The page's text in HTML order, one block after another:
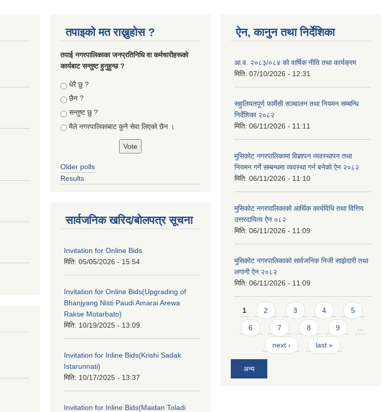
तपाइको मत राख्नुहोस ?
तपा‌ई नगरपालिकाका जनप्रतिनिधि वा कर्मचारीहरूकाे
कार्यबाट सन्तुष्ट हुनुहुन्छ ?
Choices
धेरै छु ?
छैन ?
सन्तुष्ट छु ?
मैले नगरपालिकाबाट कुनै सेवा लिएकाे छैन ।
Older polls
Results
सार्वजनिक खरिद/बोलपत्र सूचना
Invitation for Online Bids
मिति: 05/05/2026 - 15:54
Invitation for Online Bids(Upgrading of
Bhanjyang Nisti Paudi Amarai Arewa
Rakse Motarbato)
मिति: 10/19/2025 - 13:09
Invitation for Inline Bids(Krishi Sadak
Istarunnati)
मिति: 10/17/2025 - 13:37
Invitation for Inline Bids(Maidan Toladi
ऐन, कानुन तथा निर्देशिका
आ.व. २०८३/०८४ को वार्षिक नीति तथा कार्यक्रम
मिति: 07/10/2026 - 12:31
सहुलियतपूर्ण फार्मेसी सञ्चालन तथा नियमन सम्बन्धि
निर्देशिका २०८२
मिति: 06/11/2026 - 11:11
मुसिकोट नगरपालिकामा विज्ञापन व्यवस्थापन तथा
नियमन गर्ने सम्बन्धमा व्यवस्था गर्न बनेको ऐन २०८२
मिति: 06/11/2026 - 11:10
मुसिकोट नगरपालिकाको आर्थिक कार्यविधि तथा वित्तिय
उत्तरदायित्व ऐन ०८२
मिति: 06/11/2026 - 11:09
मुसिकोट नगरपालिकाको सार्वजनिक निजी साझेदारी तथा
लगानी ऐन २०८२
मिति: 06/11/2026 - 11:09
Pages
1 2 3 4 5
6 7 8 9 …
next › last »
अन्य